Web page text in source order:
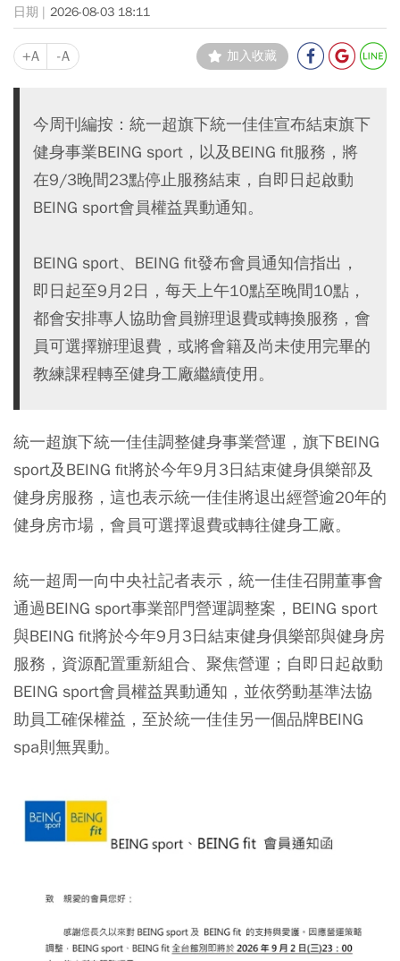
2026-08-03 18:11
+A -A 加入收藏
今周刊編按：統一超旗下統一佳佳宣布結束旗下
健身事業BEING sport，以及BEING fit服務，將
在9/3晚間23點停止服務結束，自即日起啟動
BEING sport會員權益異動通知。
BEING sport、BEING fit發布會員通知信指出，
即日起至9月2日，每天上午10點至晚間10點，
都會安排專人協助會員辦理退費或轉換服務，會
員可選擇辦理退費，或將會籍及尚未使用完畢的
教練課程轉至健身工廠繼續使用。
統一超旗下統一佳佳調整健身事業營運，旗下BEING
sport及BEING fit將於今年9月3日結束健身俱樂部及
健身房服務，這也表示統一佳佳將退出經營逾20年的
健身房市場，會員可選擇退費或轉往健身工廠。
統一超周一向中央社記者表示，統一佳佳召開董事會
通過BEING sport事業部門營運調整案，BEING sport
與BEING fit將於今年9月3日結束健身俱樂部與健身房
服務，資源配置重新組合、聚焦營運；自即日起啟動
BEING sport會員權益異動通知，並依勞動基準法協
助員工確保權益，至於統一佳佳另一個品牌BEING
spa則無異動。